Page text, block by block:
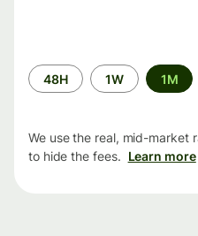
Time
period
48H 1W 1M
We use the real, mid-market
to hide the fees. Learn more